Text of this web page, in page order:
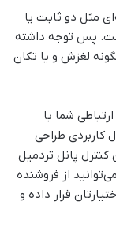
مثل دو ثابت یا
پس توجه داشته
لغزش و یا تکان
شما با
کاربردی طراحی
کنترل پانل تردمیل
از فروشنده
قرار داده و